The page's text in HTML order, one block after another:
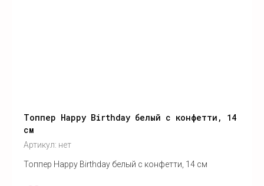
Топпер Happy Birthday белый с конфетти, 14
см
Артикул: нет
Топпер Happy Birthday белый с конфетти, 14 см